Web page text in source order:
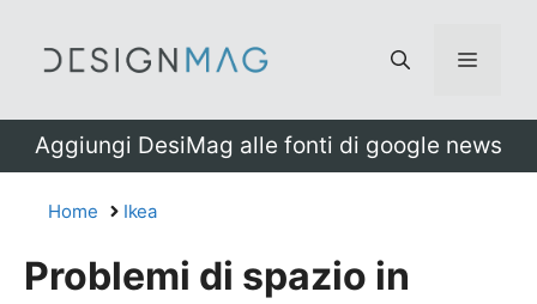
Menu
Aggiungi DesiMag alle fonti di google news
Home Ikea
Problemi di spazio in